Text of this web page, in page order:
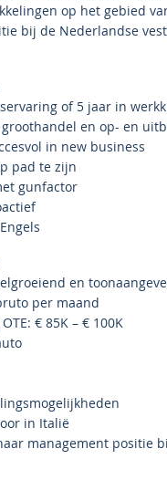
op het gebied
bij de Nederlandse
of 5 jaar in
groothandel en op- en
in new business
pad te zijn
gunfactor
en
per maand
€ 85K – € 100K
in Italië
management positie